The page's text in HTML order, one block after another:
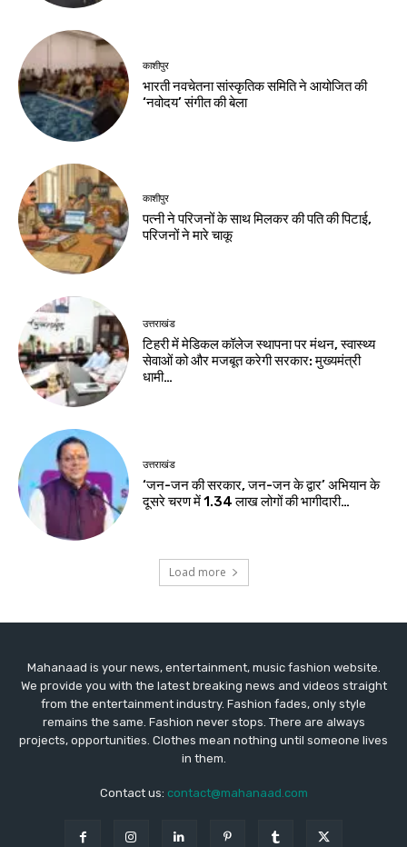
काशीपुर
भारती नवचेतना सांस्कृतिक समिति ने आयोजित की
‘नवोदय’ संगीत की बेला
काशीपुर
पत्नी ने परिजनों के साथ मिलकर की पति की पिटाई,
परिजनों ने मारे चाकू
उत्तराखंड
टिहरी में मेडिकल कॉलेज स्थापना पर मंथन, स्वास्थ्य
सेवाओं को और मजबूत करेगी सरकार: मुख्यमंत्री
धामी…
उत्तराखंड
‘जन-जन की सरकार, जन-जन के द्वार’ अभियान के
दूसरे चरण में 1.34 लाख लोगों की भागीदारी…
Load more
Mahanaad is your news, entertainment, music fashion website.
We provide you with the latest breaking news and videos straight
from the entertainment industry. Fashion fades, only style
remains the same. Fashion never stops. There are always
projects, opportunities. Clothes mean nothing until someone lives
in them.
Contact us: contact@mahanaad.com